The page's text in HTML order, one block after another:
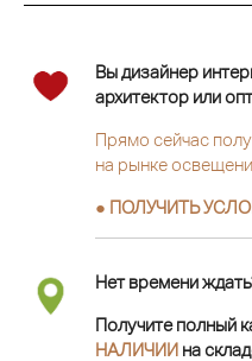
Вы дизайнер
архитектор или
Прямо сейчас
на рынке
● ПОЛУЧИТЬ
Нет времени
Получите полный
НАЛИЧИИ на